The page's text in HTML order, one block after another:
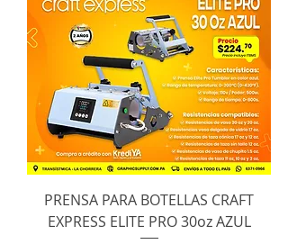
PRENSA PARA BOTELLAS CRAFT
EXPRESS ELITE PRO 30oz AZUL